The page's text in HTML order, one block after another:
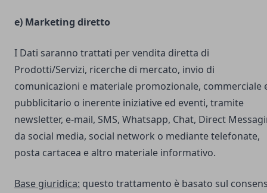
e) Marketing diretto
I Dati saranno trattati per vendita diretta di
Prodotti/Servizi, ricerche di mercato, invio di
comunicazioni e materiale promozionale, commerciale
pubblicitario o inerente iniziative ed eventi, tramite
newsletter, e-mail, SMS, Whatsapp, Chat, Direct
da social media, social network o mediante telefonate,
posta cartacea e altro materiale informativo.
Base giuridica: questo trattamento è basato sul